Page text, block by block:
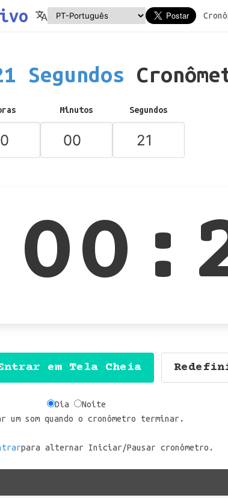
Segundos
Minutos Segundos
em Tela Cheia
Dia
Noite
um som quando o cronômetro terminar.
para alternar Iniciar/Pausar cronômetro.